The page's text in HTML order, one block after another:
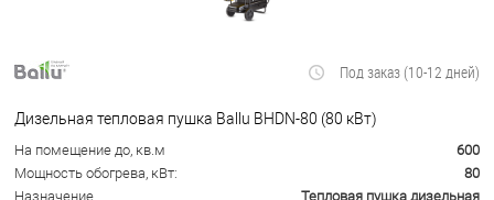
Под заказ (10-12 дней)
Дизельная тепловая пушка Ballu BHDN-80 (80 кВт)
На помещение до, кв.м
600
Мощность обогрева, кВт:
80
Назначение
Тепловая пушка дизельная